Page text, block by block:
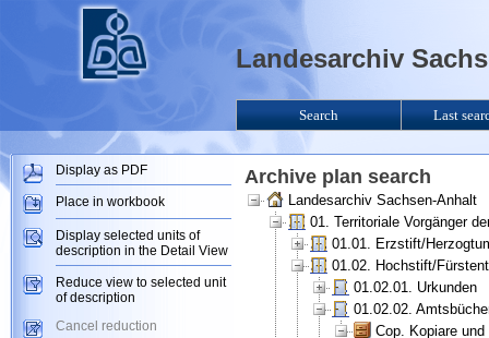
Archive plan search
Landesarchiv Sachsen-Anhalt
01. Territoriale Vorgänger
01.01. Erzstift/
01.02. Hochstift/
01.02.01. Urkunden
01.02.02.
Cop. Kopiare
Landesarchiv
Search Last
Display as PDF
Place in workbook
Display selected units of
description in the Detail View
Reduce view to selected unit
of description
Cancel reduction